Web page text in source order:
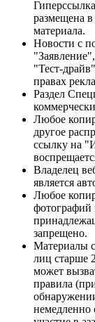
размещена в
материала.
Новости с
"Тест-
правах
Раздел
Любое
другое
ссылку на
Владелец
является
Любое
фотографий
запрещено.
Материалы
лиц старше
может
правила
немедленно